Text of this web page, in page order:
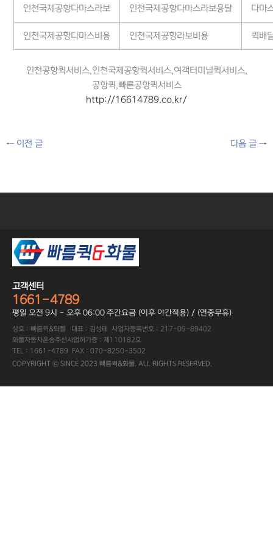
인천국제공항다마스라보 인천국제공항다마스라보용달 다마
인천국제공항다마스비용 인천국제공항라보비용 퀵배
인천공항퀵서비스,인천국제공항퀵서비스,여객터미널퀵서비스,
공항퀵,빠른공항퀵서비스
http://16614789.co.kr/
←이전 글 다음 글→
고객센터
1661-4789
평일 오전 9시 - 오후 06:00 주간요금 (이후 야간적용) / (연중무휴)
상호 : 빠름퀵&화물 대표 : 김성태 사업자등록번호 : 217-09-89402
화물자동차운송주선사업허가증 : 제110182호
TEL : 1661-4789 FAX : 070-8250-3502
COPYRIGHT ⓒ SINCE 2023 빠름퀵&화물. ALL RIGHTS RESERVED.